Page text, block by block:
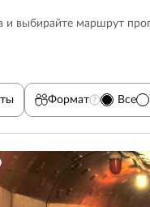
и выбирайте маршрут
4
Формат Все